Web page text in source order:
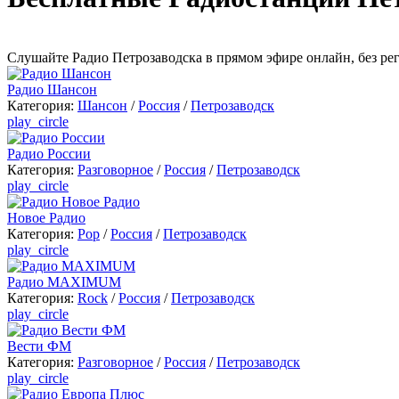
Cлушайте Радио Петрозаводска в прямом эфире онлайн, без
Радио Шансон
Категория: Шансон /Россия /Петрозаводск
play_circle
Радио России
Категория: Разговорное /Россия /Петрозаводск
play_circle
Новое Радио
Категория: Pop /Россия /Петрозаводск
play_circle
Радио MAXIMUM
Категория: Rock /Россия /Петрозаводск
play_circle
Вести ФМ
Категория: Разговорное /Россия /Петрозаводск
play_circle